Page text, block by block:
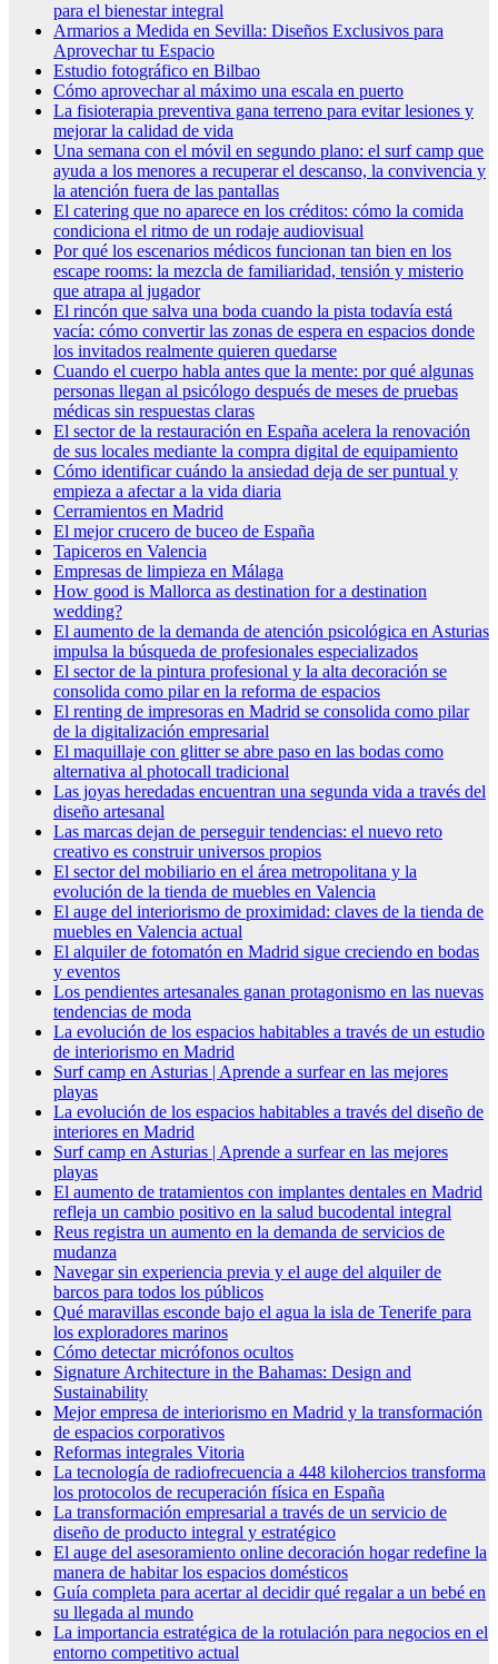
para el bienestar integral
Armarios a Medida en Sevilla: Diseños Exclusivos para
Aprovechar tu Espacio
Estudio fotográfico en Bilbao
Cómo aprovechar al máximo una escala en puerto
La fisioterapia preventiva gana terreno para evitar lesiones y
mejorar la calidad de vida
Una semana con el móvil en segundo plano: el surf camp que
ayuda a los menores a recuperar el descanso, la convivencia y
la atención fuera de las pantallas
El catering que no aparece en los créditos: cómo la comida
condiciona el ritmo de un rodaje audiovisual
Por qué los escenarios médicos funcionan tan bien en los
escape rooms: la mezcla de familiaridad, tensión y misterio
que atrapa al jugador
El rincón que salva una boda cuando la pista todavía está
vacía: cómo convertir las zonas de espera en espacios donde
los invitados realmente quieren quedarse
Cuando el cuerpo habla antes que la mente: por qué algunas
personas llegan al psicólogo después de meses de pruebas
médicas sin respuestas claras
El sector de la restauración en España acelera la renovación
de sus locales mediante la compra digital de equipamiento
Cómo identificar cuándo la ansiedad deja de ser puntual y
empieza a afectar a la vida diaria
Cerramientos en Madrid
El mejor crucero de buceo de España
Tapiceros en Valencia
Empresas de limpieza en Málaga
How good is Mallorca as destination for a destination
wedding?
El aumento de la demanda de atención psicológica en Asturias
impulsa la búsqueda de profesionales especializados
El sector de la pintura profesional y la alta decoración se
consolida como pilar en la reforma de espacios
El renting de impresoras en Madrid se consolida como pilar
de la digitalización empresarial
El maquillaje con glitter se abre paso en las bodas como
alternativa al photocall tradicional
Las joyas heredadas encuentran una segunda vida a través del
diseño artesanal
Las marcas dejan de perseguir tendencias: el nuevo reto
creativo es construir universos propios
El sector del mobiliario en el área metropolitana y la
evolución de la tienda de muebles en Valencia
El auge del interiorismo de proximidad: claves de la tienda de
muebles en Valencia actual
El alquiler de fotomatón en Madrid sigue creciendo en bodas
y eventos
Los pendientes artesanales ganan protagonismo en las nuevas
tendencias de moda
La evolución de los espacios habitables a través de un estudio
de interiorismo en Madrid
Surf camp en Asturias | Aprende a surfear en las mejores
playas
La evolución de los espacios habitables a través del diseño de
interiores en Madrid
Surf camp en Asturias | Aprende a surfear en las mejores
playas
El aumento de tratamientos con implantes dentales en Madrid
refleja un cambio positivo en la salud bucodental integral
Reus registra un aumento en la demanda de servicios de
mudanza
Navegar sin experiencia previa y el auge del alquiler de
barcos para todos los públicos
Qué maravillas esconde bajo el agua la isla de Tenerife para
los exploradores marinos
Cómo detectar micrófonos ocultos
Signature Architecture in the Bahamas: Design and
Sustainability
Mejor empresa de interiorismo en Madrid y la transformación
de espacios corporativos
Reformas integrales Vitoria
La tecnología de radiofrecuencia a 448 kilohercios transforma
los protocolos de recuperación física en España
La transformación empresarial a través de un servicio de
diseño de producto integral y estratégico
El auge del asesoramiento online decoración hogar redefine la
manera de habitar los espacios domésticos
Guía completa para acertar al decidir qué regalar a un bebé en
su llegada al mundo
La importancia estratégica de la rotulación para negocios en el
entorno competitivo actual